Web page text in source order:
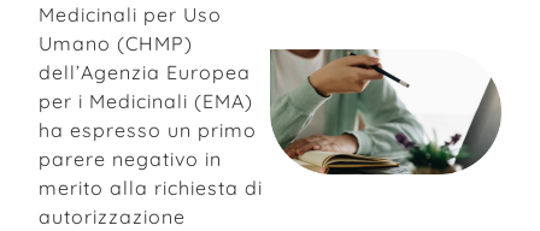
Medicinali per Uso
Umano (CHMP)
dell’Agenzia Europea
per i Medicinali (EMA)
ha espresso un primo
parere negativo in
merito alla richiesta di
autorizzazione